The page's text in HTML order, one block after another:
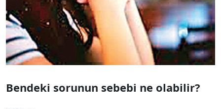
Bendeki sorunun sebebi ne olabilir?